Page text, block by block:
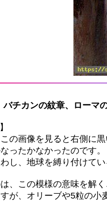
バチカンの紋章、ローマ
の画像を見ると右側に
ったかなかったのです。
し、地球を縛り付けて
、この模様の意味を解
が、オリーブや5粒の小